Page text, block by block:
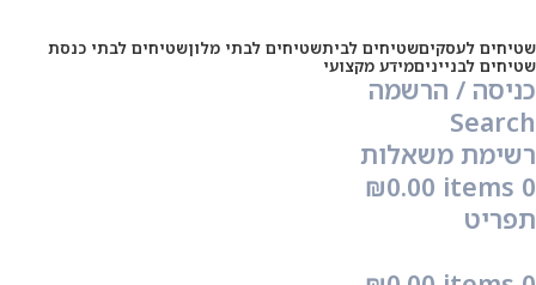
שטיחים לעסקיםשטיחים לביתשטיחים לבתי מלוןשטיחים לבתי כנסת
שטיחים לבנייניםמידע מקצועי
כניסה / הרשמה
Search
רשימת משאלות
0
items
₪0.00
תפריט